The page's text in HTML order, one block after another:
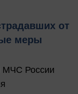
от
меры
МЧС России